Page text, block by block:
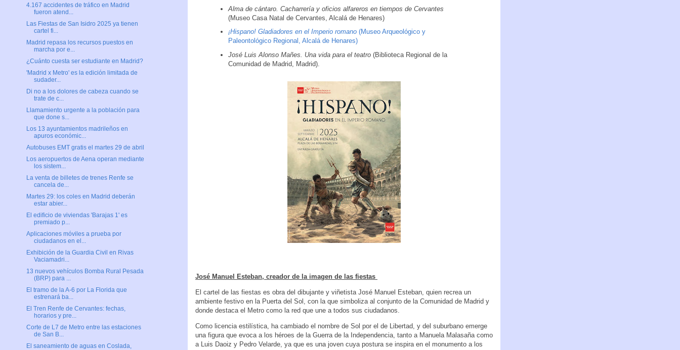
Alma de cántaro. Cacharrería y oficios alfareros en tiempos de Cervantes
(Museo Casa Natal de Cervantes, Alcalá de Henares)
¡Hispano! Gladiadores en el Imperio romano (Museo Arqueológico y
Paleontológico Regional, Alcalá de Henares)
José Luis Alonso Mañes. Una vida para el teatro (Biblioteca Regional de la
Comunidad de Madrid, Madrid).
José Manuel Esteban, creador de l a imagen de las fiestas
El cartel de las fiestas es obra del dibujante y viñetista José Manuel Esteban, quien recrea un
ambiente festivo en la Puerta del Sol, con la que simboliza al conjunto de la Comunidad de Madrid y
donde destaca el Metro como la red que une a todos sus ciudadanos.
Como licencia estilística, ha cambiado el nombre de Sol por el de Libertad, y del suburbano emerge
una figura que evoca a los héroes de la Guerra de la Independencia, tanto a Manuela Malasaña como
a Luis Daoiz y Pedro Velarde, ya que es una joven cuya postura se inspira en el monumento a los
4.167 accidentes de tráfico en Madrid
fueron atend...
Las Fiestas de San Isidro 2025 ya tienen
cartel fi...
Madrid repasa los recursos puestos en
marcha por e...
¿Cuánto cuesta ser estudiante en Madrid?
'Madrid x Metro' es la edición limitada de
sudader...
Di no a los dolores de cabeza cuando se
trate de c...
Llamamiento urgente a la población para
que done s...
Los 13 ayuntamientos madrileños en
apuros económic...
Autobuses EMT gratis el martes 29 de abril
Los aeropuertos de Aena operan mediante
los sistem...
La venta de billetes de trenes Renfe se
cancela de...
Martes 29: los coles en Madrid deberán
estar abier...
El edificio de viviendas 'Barajas 1' es
premiado p...
Aplicaciones móviles a prueba por
ciudadanos en el...
Exhibición de la Guardia Civil en Rivas
Vaciamadri...
13 nuevos vehículos Bomba Rural Pesada
(BRP) para ...
El tramo de la A-6 por La Florida que
estrenará ba...
El Tren Renfe de Cervantes: fechas,
horarios y pre...
Corte de L7 de Metro entre las estaciones
de San B...
El saneamiento de aguas en Coslada,